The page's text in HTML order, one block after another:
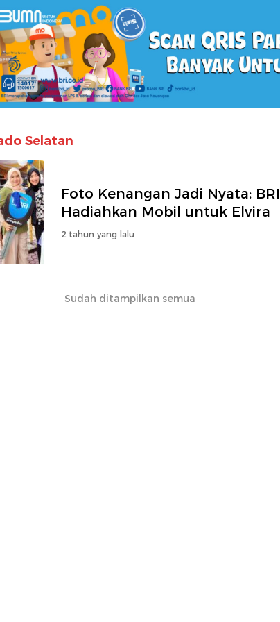
Selatan
Foto Kenangan Jadi Nyata: BRI
Hadiahkan Mobil untuk Elvira
2 tahun yang lalu
Sudah ditampilkan semua